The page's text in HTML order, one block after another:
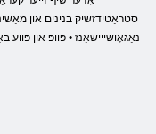
סטראַטידזשיק בנינים און
נאַגאָושייישאַנז • פּוופּ און